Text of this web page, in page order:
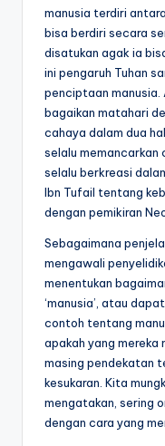
manusia terdiri
bisa berdiri secara
disatukan agak ia
ini pengaruh Tuhan
penciptaan manusia.
bagaikan matahari
cahaya dalam dua
selalu memancarkan
selalu berkreasi
Ibn Tufail tentang
dengan pemikiran
Sebagaimana
mengawali
menentukan
‘manusia’, atau
contoh tentang
apakah yang mereka
masing pendekatan
kesukaran. Kita
mengatakan, sering
dengan cara yang